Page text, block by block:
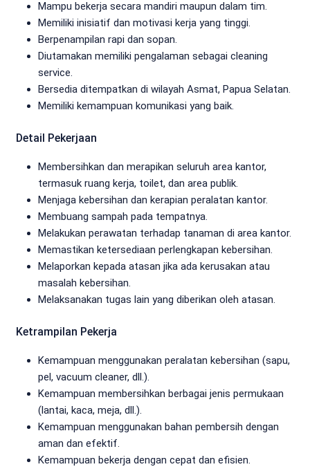
Mampu bekerja secara mandiri maupun dalam tim.
Memiliki inisiatif dan motivasi kerja yang tinggi.
Berpenampilan rapi dan sopan.
Diutamakan memiliki pengalaman sebagai cleaning
service.
Bersedia ditempatkan di wilayah Asmat, Papua Selatan.
Memiliki kemampuan komunikasi yang baik.
Detail Pekerjaan
Membersihkan dan merapikan seluruh area kantor,
termasuk ruang kerja, toilet, dan area publik.
Menjaga kebersihan dan kerapian peralatan kantor.
Membuang sampah pada tempatnya.
Melakukan perawatan terhadap tanaman di area kantor.
Memastikan ketersediaan perlengkapan kebersihan.
Melaporkan kepada atasan jika ada kerusakan atau
masalah kebersihan.
Melaksanakan tugas lain yang diberikan oleh atasan.
Ketrampilan Pekerja
Kemampuan menggunakan peralatan kebersihan (sapu,
pel, vacuum cleaner, dll.).
Kemampuan membersihkan berbagai jenis permukaan
(lantai, kaca, meja, dll.).
Kemampuan menggunakan bahan pembersih dengan
aman dan efektif.
Kemampuan bekerja dengan cepat dan efisien.